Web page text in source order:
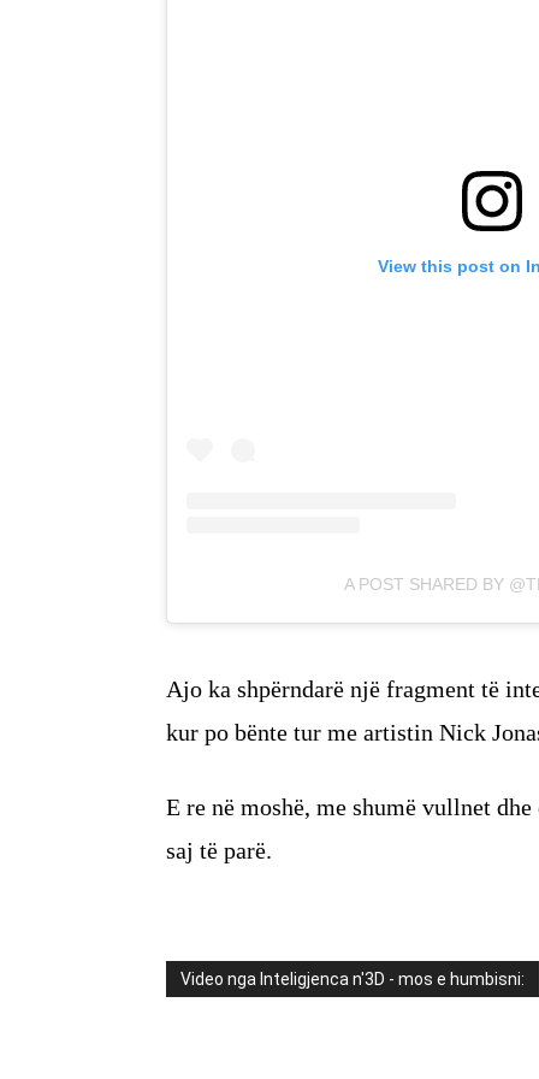
View this post on
A POST SHARED BY
Ajo ka shpërndarë një fragment të
kur po bënte tur me artistin Nick
E re në moshë, me shumë vullnet
saj të parë.
Video nga Inteligjenca n'3D - mos e humbisni: